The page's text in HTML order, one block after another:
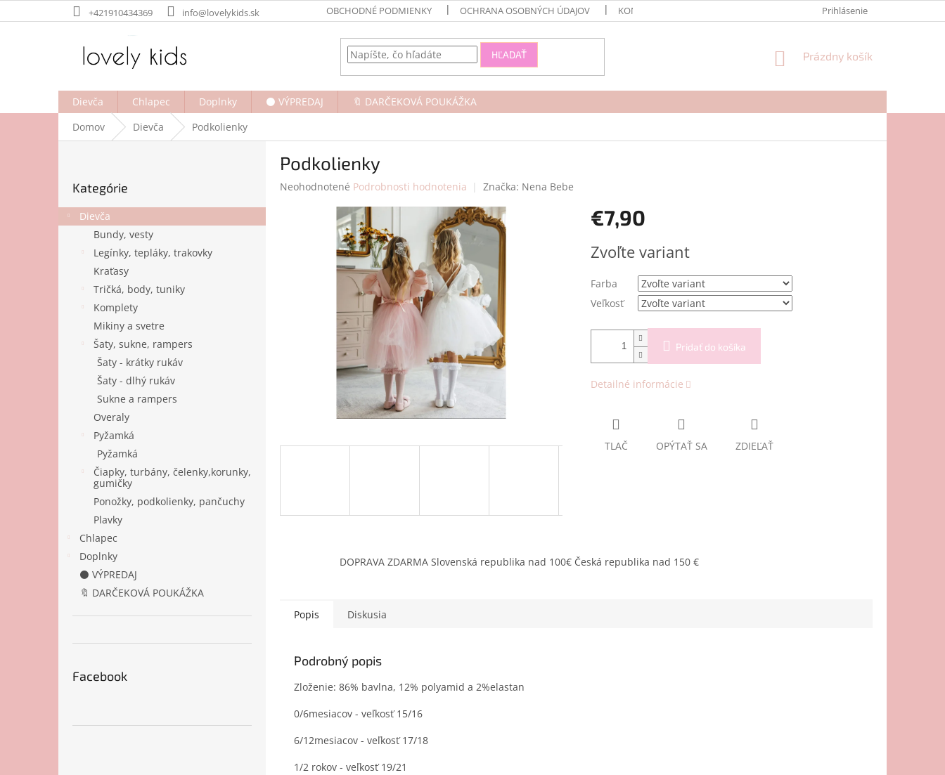
na
+421910434369 info@lovelykids.sk OBCHODNÉ PODMIENKY OCHRANA OSOBNÝCH ÚDAJOV KONTAKTY Prihlásenie
HĽADAŤ
NÁKUPNÝ
Prázdny košík
Dievča Chlapec Doplnky ⚫ VÝPREDAJ
🔖 DARČEKOVÁ POUKÁŽKA
Domov
Dievča Podkolienky
ý
p
kategórie
Kategórie
Dievča
Bundy, vesty
Legínky, tepláky, trakovky
Kraťasy
Tričká, body, tuniky
Komplety
Mikiny a svetre
Šaty, sukne, rampers
Šaty - krátky rukáv
Šaty - dlhý rukáv
Sukne a rampers
Overaly
Pyžamká
Pyžamká
Čiapky, turbány, čelenky,korunky,
gumičky
Ponožky, podkolienky, pančuchy
Plavky
Chlapec
Doplnky
⚫ VÝPREDAJ
🔖 DARČEKOVÁ POUKÁŽKA
Facebook
Podkolienky
Priemerné
Neohodnotené Podrobnosti hodnotenia Značka: Nena Bebe
€7,90
cena:
Zvoľte variant
Farba
Veľkosť
Pridať do košíka
Detailné informácie
TLAČ OPÝTAŤ SA ZDIEĽAŤ
DOPRAVA ZDARMA Slovenská republika nad 100€ Česká republika nad 150 €
Popis Diskusia
Podrobný popis
Zloženie: 86% bavlna, 12% polyamid a 2%elastan
0/6mesiacov - veľkosť 15/16
6/12mesiacov - veľkosť 17/18
1/2 rokov - veľkosť 19/21